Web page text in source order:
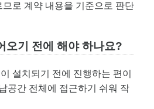
로 계약 내용을 기준으로 판단
오기 전에 해야 하나요?
설치되기 전에 진행하는 편이
공간 전체에 접근하기 쉬워 작